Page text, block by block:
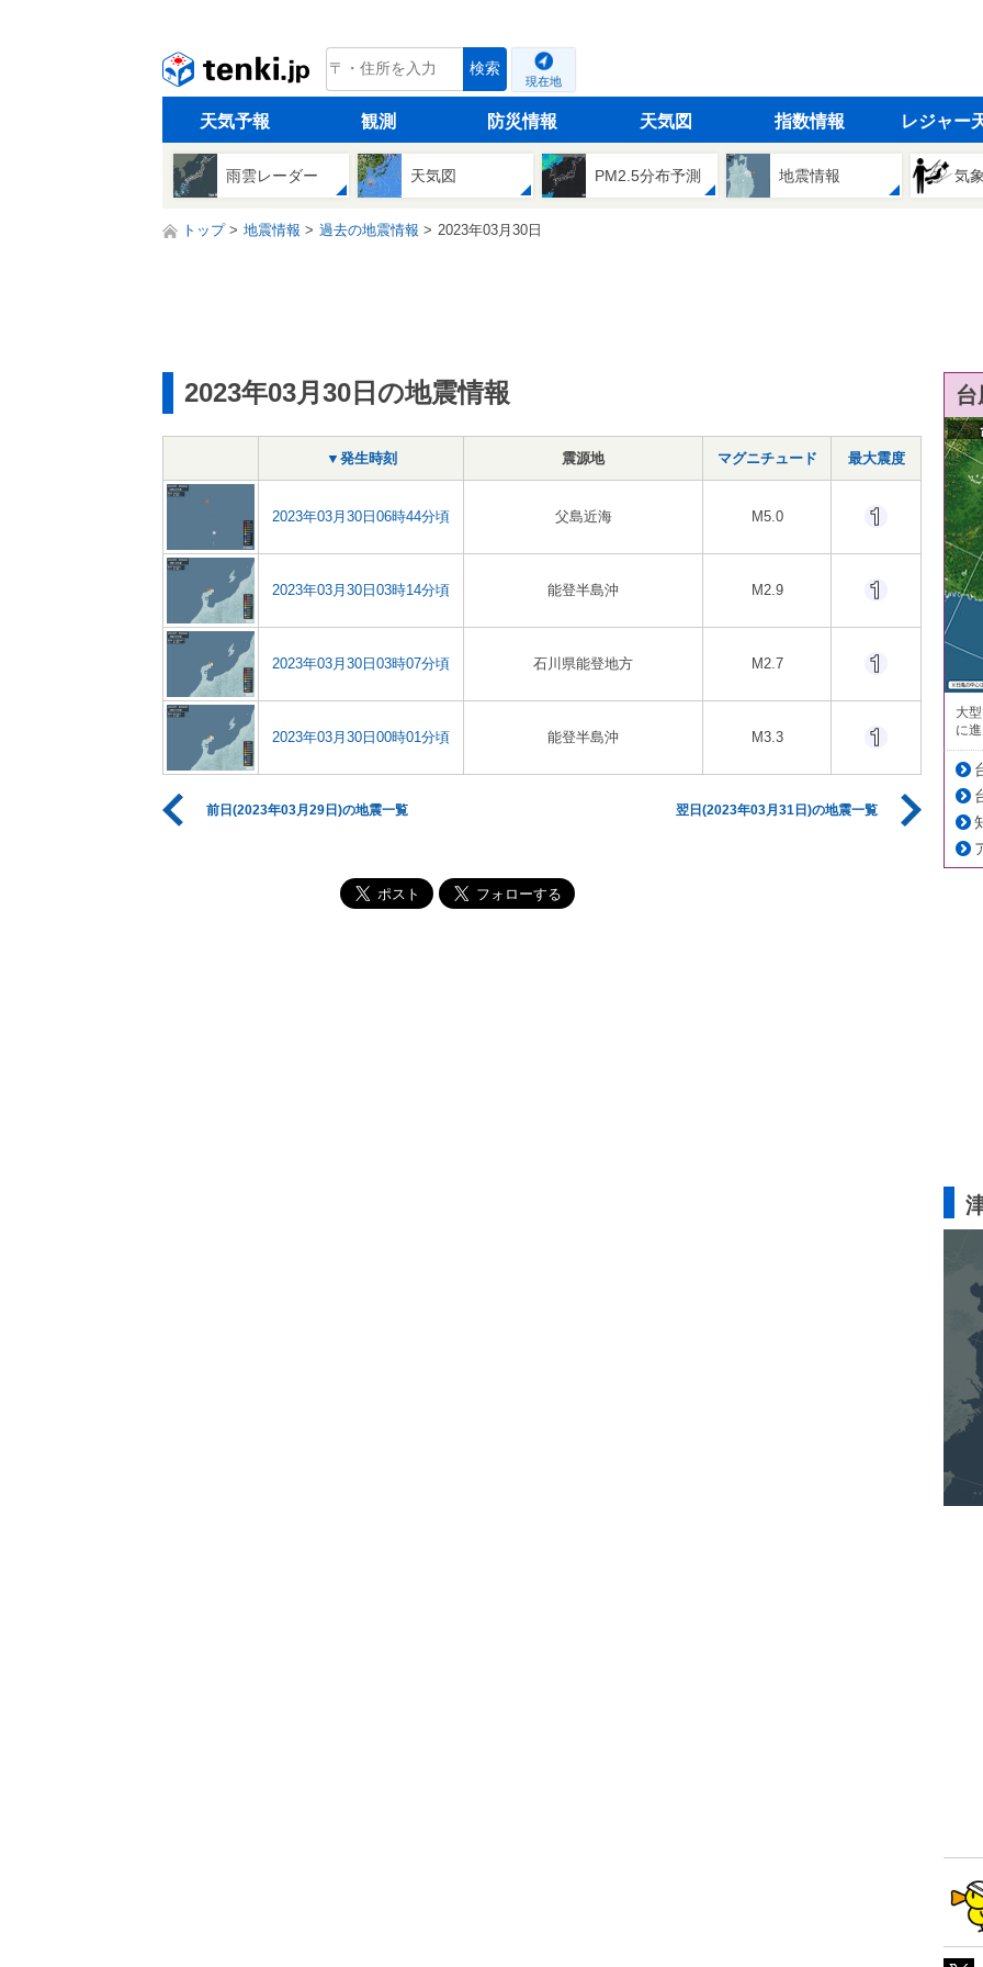
tenki.jp 検索
現在地
天気予報 観測 防災情報 天気図 指数情報 レジャー
雨雲レーダー 天気図 PM2.5分布予測 地震情報 気
トップ 地震情報 過去の地震情報 2023年03月30日
2023年03月30日の地震情報
▼発生時刻 震源地 マグニチュード 最大震度
2023年03月30日06時44分頃 父島近海 M5.0
2023年03月30日03時14分頃 能登半島沖 M2.9
2023年03月30日03時07分頃 石川県能登地方 M2.7
2023年03月30日00時01分頃 能登半島沖 M3.3
前日(2023年03月29日)の地震一覧 翌日(2023年03月31日)の地震一覧
大
に